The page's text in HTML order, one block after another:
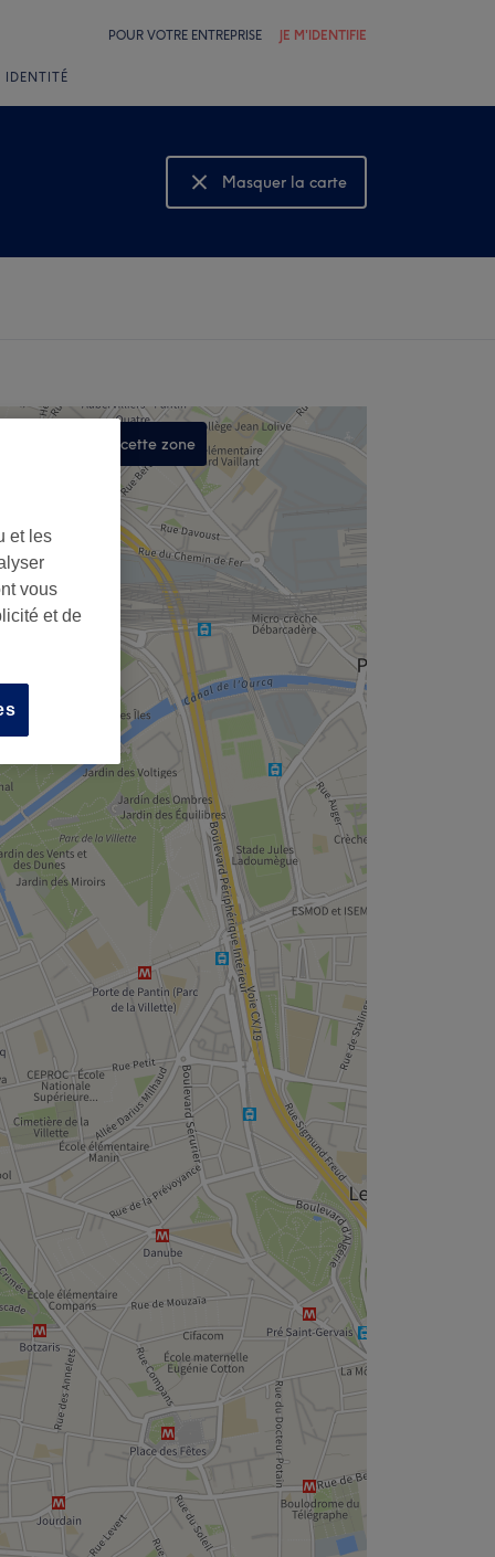
POUR VOTRE ENTREPRISE JE M'IDENTIFIE
IDENTITÉ
Masquer la carte
Montrer la carte
dans cette zone
et les
vous
et de